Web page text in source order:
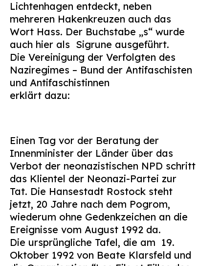
Lichtenhagen entdeckt, neben
mehreren Hakenkreuzen auch das
Wort Hass. Der Buchstabe „s“ wurde
auch hier als Sigrune ausgeführt.
Die Vereinigung der Verfolgten des
Naziregimes – Bund der Antifaschisten
und Antifaschistinnen
erklärt dazu:
Einen Tag vor der Beratung der
Innenminister der Länder über das
Verbot der neonazistischen NPD schritt
das Klientel der Neonazi-Partei zur
Tat. Die Hansestadt Rostock steht
jetzt, 20 Jahre nach dem Pogrom,
wiederum ohne Gedenkzeichen an die
Ereignisse vom August 1992 da.
Die ursprüngliche Tafel, die am 19.
Oktober 1992 von Beate Klarsfeld und